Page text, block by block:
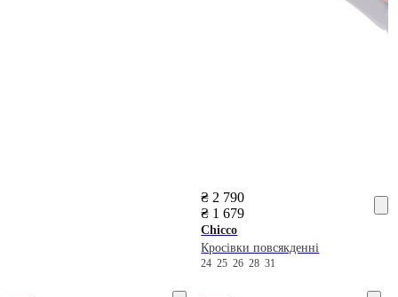
₴ 2 790
₴ 1 679
Chicco
Кросівки повсякденні
2425262831